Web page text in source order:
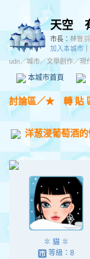
天空
市長： 林晉羽
加入本城市
udn／城市／文學創作／現
本城市首頁
討論區／★ 轉 貼
洋葱浸葡萄酒
✽ 貓 ✽
等級：8